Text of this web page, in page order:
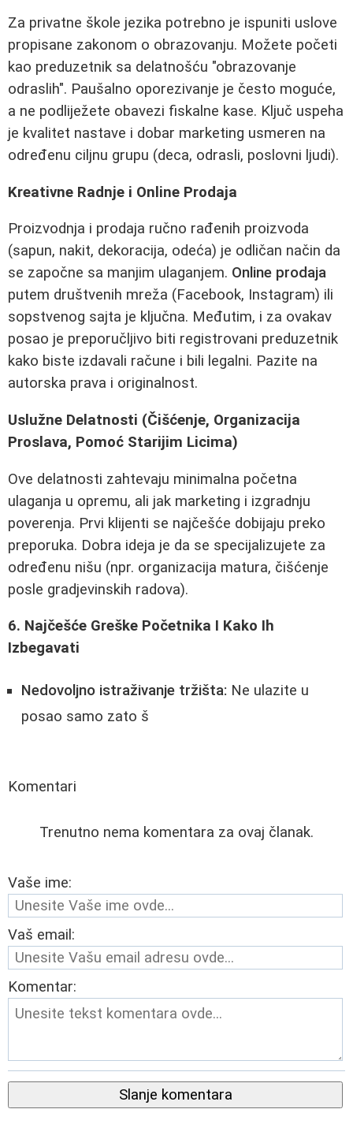
Za privatne škole jezika potrebno je ispuniti uslove
propisane zakonom o obrazovanju. Možete početi
kao preduzetnik sa delatnošću "obrazovanje
odraslih". Paušalno oporezivanje je često moguće,
a ne podliježete obavezi fiskalne kase. Ključ uspeha
je kvalitet nastave i dobar marketing usmeren na
određenu ciljnu grupu (deca, odrasli, poslovni ljudi).
Kreativne Radnje i Online Prodaja
Proizvodnja i prodaja ručno rađenih proizvoda
(sapun, nakit, dekoracija, odeća) je odličan način da
se započne sa manjim ulaganjem. Online prodaja
putem društvenih mreža (Facebook, Instagram) ili
sopstvenog sajta je ključna. Međutim, i za ovakav
posao je preporučljivo biti registrovani preduzetnik
kako biste izdavali račune i bili legalni. Pazite na
autorska prava i originalnost.
Uslužne Delatnosti (Čišćenje, Organizacija
Proslava, Pomoć Starijim Licima)
Ove delatnosti zahtevaju minimalna početna
ulaganja u opremu, ali jak marketing i izgradnju
poverenja. Prvi klijenti se najčešće dobijaju preko
preporuka. Dobra ideja je da se specijalizujete za
određenu nišu (npr. organizacija matura, čišćenje
posle gradjevinskih radova).
6. Najčešće Greške Početnika I Kako Ih
Izbegavati
Nedovoljno istraživanje tržišta: Ne ulazite u
posao samo zato š
Komentari
Trenutno nema komentara za ovaj članak.
Vaše ime:
Vaš email:
Komentar:
Slanje komentara